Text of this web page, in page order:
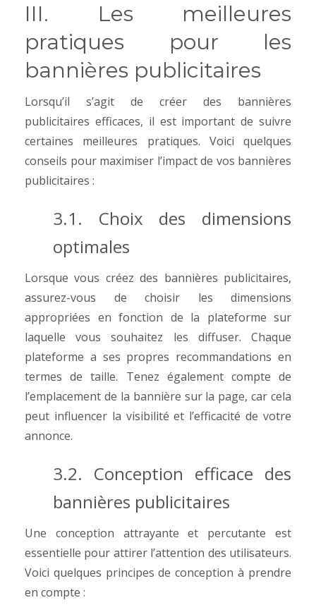
III. Les meilleures
pratiques pour les
bannières publicitaires
Lorsqu’il s’agit de créer des bannières
publicitaires efficaces, il est important de suivre
certaines meilleures pratiques. Voici quelques
conseils pour maximiser l’impact de vos bannières
publicitaires :
3.1. Choix des dimensions
optimales
Lorsque vous créez des bannières publicitaires,
assurez-vous de choisir les dimensions
appropriées en fonction de la plateforme sur
laquelle vous souhaitez les diffuser. Chaque
plateforme a ses propres recommandations en
termes de taille. Tenez également compte de
l’emplacement de la bannière sur la page, car cela
peut influencer la visibilité et l’efficacité de votre
annonce.
3.2. Conception efficace des
bannières publicitaires
Une conception attrayante et percutante est
essentielle pour attirer l’attention des utilisateurs.
Voici quelques principes de conception à prendre
en compte :